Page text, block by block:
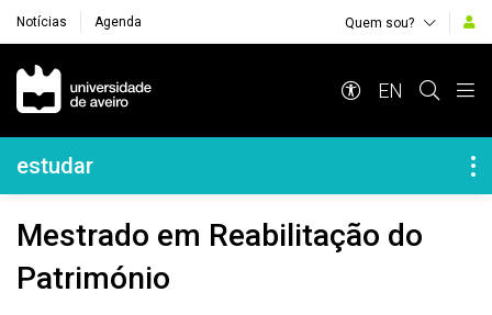
Notícias Agenda Quem sou?
Navegação Principal
EN
Navegação Lateral
estudar
Mestrado em Reabilitação do
Património